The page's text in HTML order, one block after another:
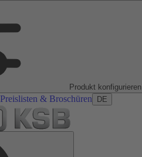
Produkt konfigurieren
Preislisten & Broschüren DE